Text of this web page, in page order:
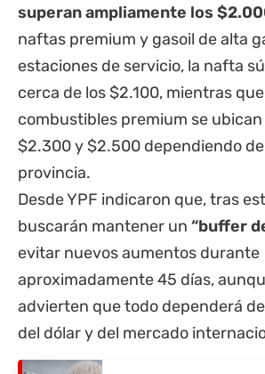
superan ampliamente los
naftas premium y gasoil de alta
estaciones de servicio, la nafta
cerca de los $2.100, mientras
combustibles premium se
$2.300 y $2.500 dependiendo
provincia.
Desde YPF indicaron que, tras
buscarán mantener un “buffer
evitar nuevos aumentos durante
aproximadamente 45 días,
advierten que todo dependerá
del dólar y del mercado